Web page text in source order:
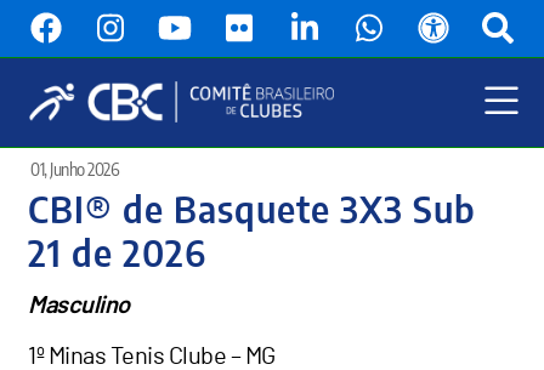
conteúdo
Menu
Principal
CBI® de Basquete 3X3 Sub
21 de 2026
01, Junho 2026
Masculino
1º Minas Tenis Clube – MG